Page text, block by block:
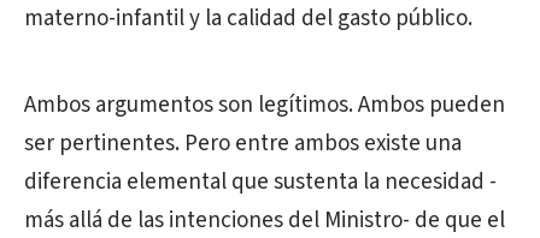
materno-infantil y la calidad del gasto público.
Ambos argumentos son legítimos. Ambos pueden
ser pertinentes. Pero entre ambos existe una
diferencia elemental que sustenta la necesidad -
más allá de las intenciones del Ministro- de que el